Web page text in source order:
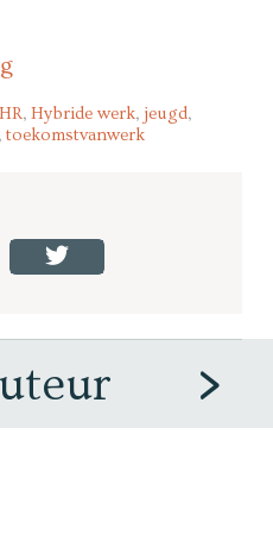
HR,Hybride werk, jeugd,
,toekomstvanwerk